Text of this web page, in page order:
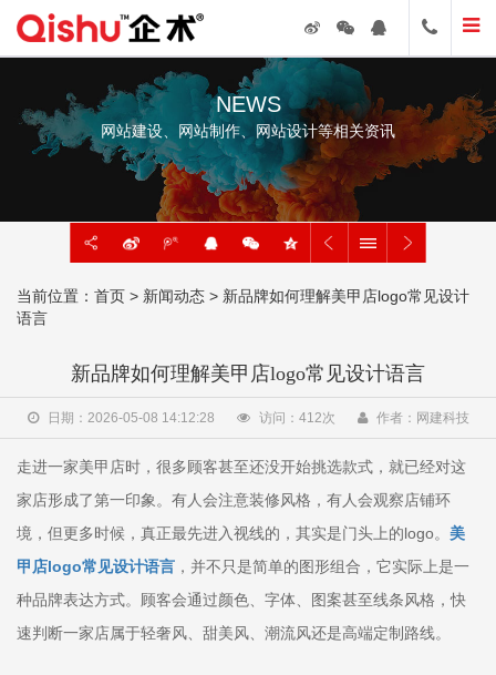
NEWS
网站建设、网站制作、网站设计等相关资讯
当前位置： 首页 > 新闻动态 > 新品牌如何理解美甲店logo常见设计
语言
新品牌如何理解美甲店logo常见设计语言
日期：2026-05-08 14:12:28 访问： 412次 作者：网建科技
走进一家美甲店时，很多顾客甚至还没开始挑选款式，就已经对这
家店形成了第一印象。有人会注意装修风格，有人会观察店铺环
境，但更多时候，真正最先进入视线的，其实是门头上的logo。 美
甲店logo常见设计语言 ，并不只是简单的图形组合，它实际上是一
种品牌表达方式。顾客会通过颜色、字体、图案甚至线条风格，快
速判断一家店属于轻奢风、甜美风、潮流风还是高端定制路线。